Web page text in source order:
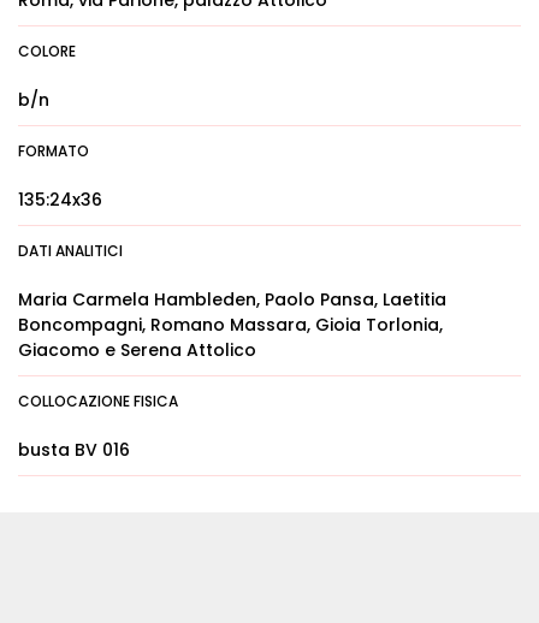
COLORE
b/n
FORMATO
135:24x36
DATI ANALITICI
Maria Carmela Hambleden, Paolo Pansa, Laetitia
Boncompagni, Romano Massara, Gioia Torlonia,
Giacomo e Serena Attolico
COLLOCAZIONE FISICA
busta BV 016